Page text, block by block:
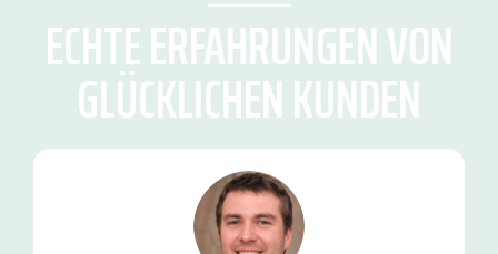
ECHTE ERFAHRUNGEN VON
GLÜCKLICHEN KUNDEN